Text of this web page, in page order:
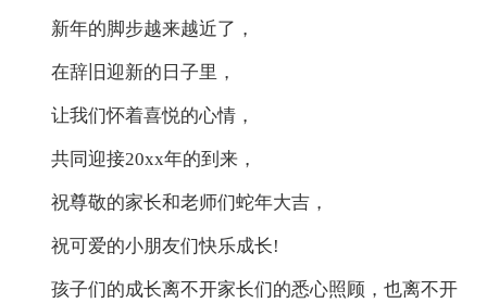
新年的脚步越来越近了，
在辞旧迎新的日子里，
让我们怀着喜悦的心情，
共同迎接20xx年的到来，
祝尊敬的家长和老师们蛇年大吉，
祝可爱的小朋友们快乐成长!
孩子们的成长离不开家长们的悉心照顾，也离不开